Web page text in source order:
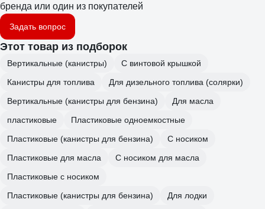
бренда или один из покупателей
Задать вопрос
Этот товар из подборок
Вертикальные (канистры)
С винтовой крышкой
Канистры для топлива
Для дизельного топлива (солярки)
Вертикальные (канистры для бензина)
Для масла
пластиковые
Пластиковые одноемкостные
Пластиковые (канистры для бензина)
С носиком
Пластиковые для масла
С носиком для масла
Пластиковые с носиком
Пластиковые (канистры для бензина)
Для лодки